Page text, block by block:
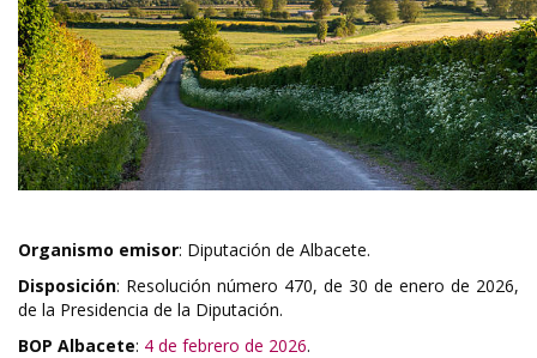
Organismo emisor: Diputación de Albacete.
Disposición: Resolución número 470, de 30 de enero de 2026,
de la Presidencia de la Diputación.
BOP Albacete: 4 de febrero de 2026.